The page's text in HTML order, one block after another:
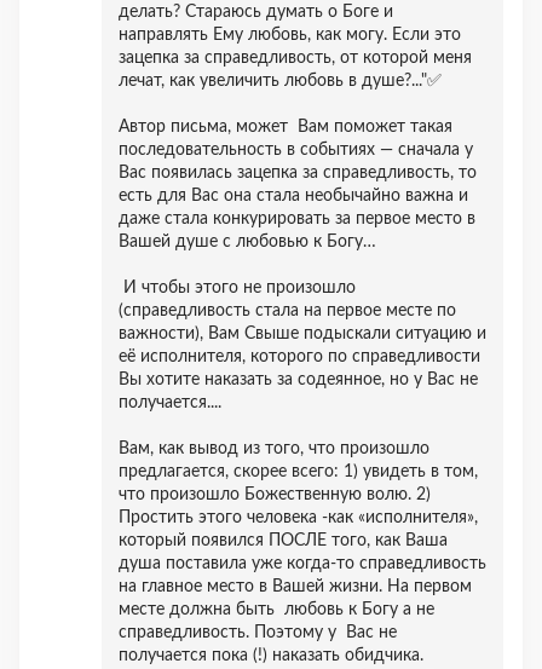
делать? Стараюсь думать о Боге и
направлять Ему любовь, как могу. Если это
зацепка за справедливость, от которой меня
лечат, как увеличить любовь в душе?..."✅
Автор письма, может Вам поможет такая
последовательность в событиях — сначала у
Вас появилась зацепка за справедливость, то
есть для Вас она стала необычайно важна и
даже стала конкурировать за первое место в
Вашей душе с любовью к Богу…
И чтобы этого не произошло
(справедливость стала на первое месте по
важности), Вам Свыше подыскали ситуацию и
её исполнителя, которого по справедливости
Вы хотите наказать за содеянное, но у Вас не
получается....
Вам, как вывод из того, что произошло
предлагается, скорее всего: 1) увидеть в том,
что произошло Божественную волю. 2)
Простить этого человека -как «исполнителя»,
который появился ПОСЛЕ того, как Ваша
душа поставила уже когда-то справедливость
на главное место в Вашей жизни. На первом
месте должна быть любовь к Богу а не
справедливость. Поэтому у Вас не
получается пока (!) наказать обидчика.